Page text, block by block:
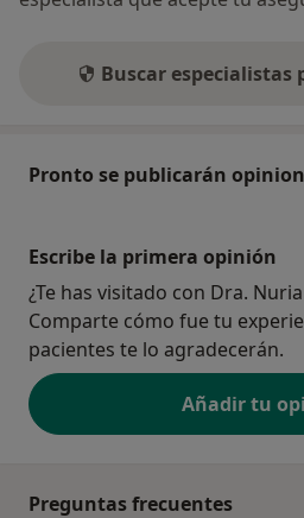
Buscar especialistas
Pronto se publicarán
Escribe la primera opinión
¿Te has visitado con Dra.
Comparte cómo fue tu
pacientes te lo agradecerán.
Añadir tu
Preguntas frecuentes